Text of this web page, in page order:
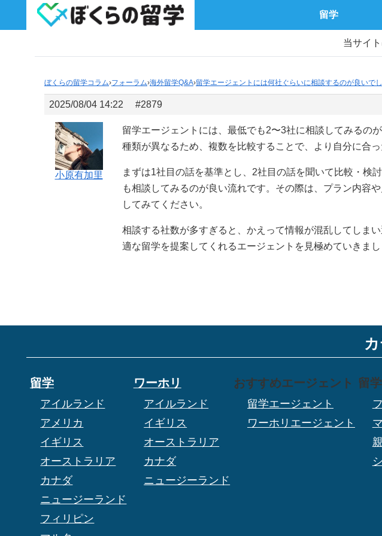
留学
当サイ
ぼくらの留学コラム›フォーラム›海外留学Q&A›留学エージェントには何社ぐらいに相談するのが良いで
2025/08/04 14:22 #2879
小原有加里
留学エージェントには、最低でも2〜3社に相談してみるの
種類が異なるため、複数を比較することで、より自分に合
まずは1社目の話を基準とし、2社目の話を聞いて比較・検
も相談してみるのが良い流れです。その際は、プラン内容
してみてください。
相談する社数が多すぎると、かえって情報が混乱してしま
適な留学を提案してくれるエージェントを見極めていきまし
留学
アイルランド
アメリカ
イギリス
オーストラリア
カナダ
ニュージーランド
フィリピン
ワーホリ
アイルランド
イギリス
オーストラリア
カナダ
ニュージーランド
おすすめエージェント
留学エージェント
ワーホリエージェント
留